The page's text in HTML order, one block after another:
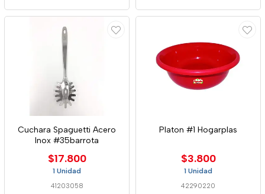
Cuchara Spaguetti Acero
Inox #35barrota
$17.800
1 Unidad
41203058
Platon #1 Hogarplas
$3.800
1 Unidad
42290220